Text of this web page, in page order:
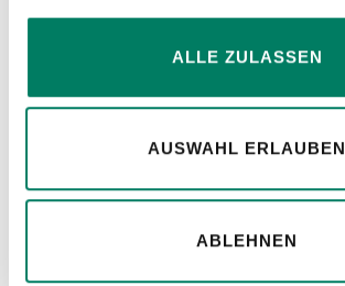
ALLE ZULASSEN
AUSWAHL ERLAUBEN
ABLEHNEN